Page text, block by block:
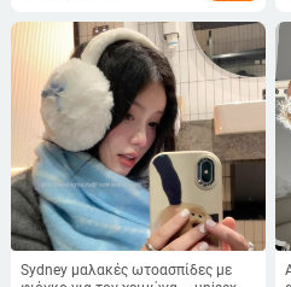
Sydney μαλακές ωτοασπίδες με